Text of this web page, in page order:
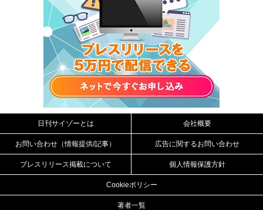
日刊サイゾーとは 会社概要
お問い合わせ（情報提供/記事） 広告に関するお問い合わせ
プレスリリース掲載について 個人情報保護方針
Cookieポリシー
著者一覧